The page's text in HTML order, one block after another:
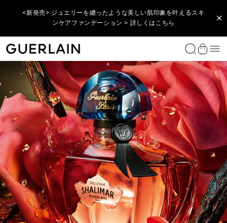
のお客様へ、酷暑のダメージ肌をケアするコフレをプレゼント
<新発売> ジュエリーを纏ったような美しい肌印象を叶えるスキ
ンケアファンデーション > 詳しくはこちら​
<公式オンライン限定再入荷> ラール エ ラ マティエールを象徴
する6つの香りのお試しサイズセット > 詳しくはこちら
ゲラン公式オンラインブティック - トップページに戻る
クア アレゴ
ラール エ ラ マティエール
ペッシュ ミラージュ - オーデパ
ルファン
数量限定 フレグランス
ラール エ ラ マティエール コレクション
エクストレ
エクセプショナルピース
限定エクセプショナルピース
ウィメンズ フレグランス
ラール エ ラ マティエール コレクション
アクア アレゴリア
レジェンダリー フレグランス コレクション
オー
モン ゲラン
シャリマー
ラ プティット ローブ ノワール
全ての製品
メンズ フレグランス
ラール エ ラ マティエール コレクション
男性のためのアイコニックなフレグランス
ロム イデアル
アビルージュ
オー
アレゴリア コレクション
全ての製品
ホームコレクション
香りのキャンドル
ラール ドゥ ヴィーヴル カーディフューザー
フレグランス ディフューザー
テンス
ルージュ ジェ
カスタマイズできるケアリップ
スティック
リップ
リップスティック&リップケース
リップオイル＆プランパー
リップバーム
リップライナー
リッププライマー
全ての製品
フェイス
メイクアップベース
ファンデーション・コンシーラー
フェイスパウダー・ブラシ
全ての製品
アイ
アイシャドウ
マスカラ
アイライナー・アイペンシル
アイブロウ
全ての製品
アイコニックなゲランベストセラー
メテオリット
ルージュ ジェ
キスキス
パリュール ゴールド
テラコッタ
（オンライン アベイユ ロイヤル
ウォータリー オイル セロム
製品タイプ
美容液・オイル
フェイスクリーム
アイ＆リップケア
化粧水・エッセンス
クレンジング・洗顔
マスク
ヘアケア
ボディケア
コレクションから探す
アベイユ ロイヤル
オーキデ アンペリアル ブラック
オーキデ アンペリアル ゴールドノビレ
オーキデ アンペリアル
オーキデ アンペリアル ホワイト
全ての製品
肌悩みから探す
エイジングケア化粧品
保湿スキンケア 化粧
ブライトニングケア 化粧品
目元ケア
UVケア・日焼け止め
全ての製品
ゲランのルーティーン
〈アベイユ ロイヤル〉のルーティーン
〈オーキデ アンペリアル〉のルーティーン
ゲランの研究
THE BEE LAB™ （ビー・ラボ）
オーキダリウム
ご案内
スキンケアを見つける
ゲランのサービス
アート オブ ギフティング
数量・期間限定 購入特典ギフト
会員特典・プログラム
香りのお試しサービス
ビューティ カウンセリング
予約をする
スキンケアを見つける
ファンデーションを見つける
ギフトアイデアを得る
女性へのプレゼント
男性へのプレゼント
プレゼントを探す
パーソナライゼーション アトリエ
リップスティックをパーソナライズする
全てのパーソナライゼーション
理想のギフトを見つける
ファンデーションを見つける
ゲランの体験を贈る
アート オブ ギフティング
ショ
メ